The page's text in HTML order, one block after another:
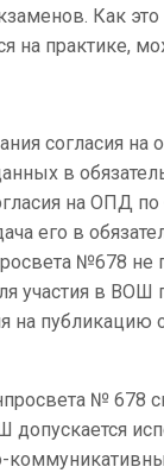
Как
на практике,
согласия на
в
на ОПД
его в
№678 не
участия в ВОШ
на публикацию
№ 678